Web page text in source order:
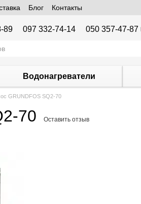
Блог Контакты
89 097 332-74-14 050 357-47-87
Водонагреватели
GRUNDFOS SQ2-70
70 Оставить отзыв